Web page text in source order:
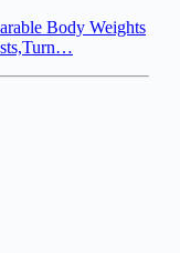
Body Weights